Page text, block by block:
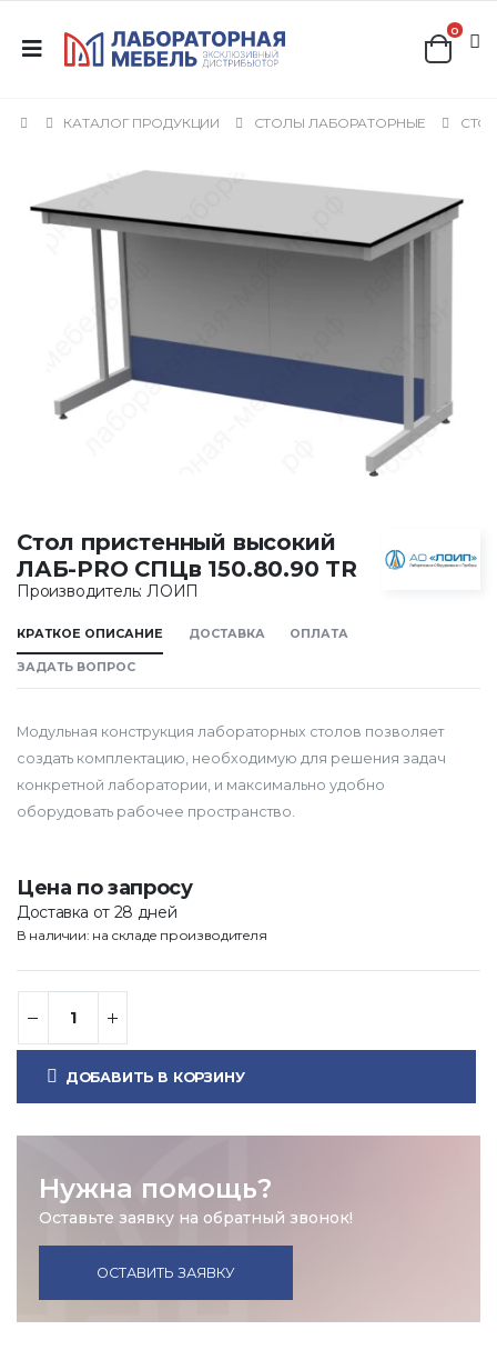
0
КАТАЛОГ ПРОДУКЦИИ СТОЛЫ ЛАБОРАТОРНЫЕ
Стол пристенный высокий
ЛАБ-PRO CПЦв 150.80.90 TR
Производитель: ЛОИП
КРАТКОЕ ОПИСАНИЕ ДОСТАВКА ОПЛАТА
ЗАДАТЬ ВОПРОС
Модульная конструкция лабораторных столов позволяет
создать комплектацию, необходимую для решения задач
конкретной лаборатории, и максимально удобно
оборудовать рабочее пространство.
Цена по запросу
Доставка от 28 дней
В наличии: на складе производителя
ДОБАВИТЬ В КОРЗИНУ
Нужна помощь?
Оставьте заявку на обратный звонок!
ОСТАВИТЬ ЗАЯВКУ